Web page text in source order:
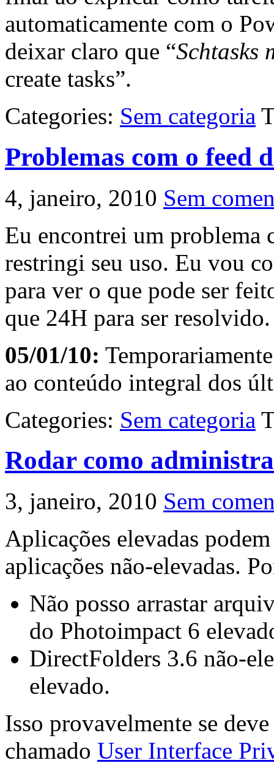
automaticamente com o
deixar claro que “Schtasks
create tasks”.
Categories: Sem categoria
Problemas com o feed
4, janeiro, 2010 Sem
Eu encontrei um problema
restringi seu uso. Eu vou
para ver o que pode ser
que 24H para ser resolvido.
05/01/10:
ao conteúdo integral dos
Categories: Sem categoria
Rodar como
3, janeiro, 2010 Sem
Aplicações elevadas
aplicações não-elevadas.
Não posso arrastar
do Photoimpact 6
DirectFolders 3.6 não-
elevado.
Isso provavelmente se
chamado User Interface